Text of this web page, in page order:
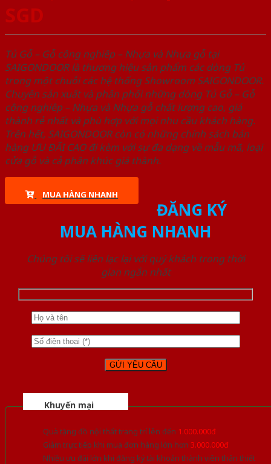
SGD
Tủ Gỗ – Gỗ công nghiêp – Nhựa và Nhựa gỗ tại
SAIGONDOOR là thương hiệu sản phẩm các dòng Tủ
trong một chuỗi các hệ thống Showroom SAIGONDOOR.
Chuyên sản xuất và phân phối những dòng Tủ Gỗ – Gỗ
công nghiêp – Nhựa và Nhựa gỗ chất lượng cao, giá
thành rẻ nhất và phù hợp với mọi nhu cầu khách hàng.
Trên hết, SAIGONDOOR còn có những chính sách bán
hàng ƯU ĐÃI CAO đi kèm với sự đa dạng về mẫu mã, loại
cửa gỗ và cả phân khúc giá thành.
MUA HÀNG NHANH
ĐĂNG KÝ
MUA HÀNG NHANH
Chúng tôi sẽ liên lạc lại với quý khách trong thời
gian ngắn nhất
Khuyến mại
Quà tặng đồ nội thất trang trí lên đến 1.000.000đ
Giảm trực tiếp khi mua đơn hàng lớn hơn 3.000.000đ
Nhiều ưu đãi lớn khi đăng ký tài khoản thành viên thân thiết